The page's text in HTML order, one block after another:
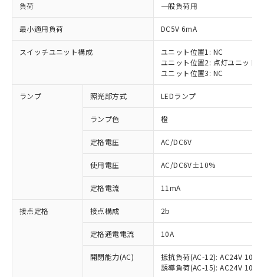
負荷 一般負荷用
最小適用負荷 DC5V 6mA
スイッチユニット構成
ユニット位置1: NC
ユニット位置2: 点灯ユニット
ユニット位置3: NC
ランプ 照光部方式 LEDランプ
ランプ色 橙
定格電圧 AC/DC6V
使用電圧 AC/DC6V±10%
定格電流 11mA
接点定格 接点構成 2b
定格通電電流 10A
開閉能力(AC)
抵抗負荷(AC-12): AC24V 10A/
誘導負荷(AC-15): AC24V
ご利用条件
以下の条件をお読みいただき、同意のうえ
ご利用ください。
本サービスは、当社制御機器事業取扱
商品の当社在庫状況および標準価格
(税抜)を提供させていただくもので
当社制御機器事業取扱商品の中には、
対応済み：EU RoHS指令（10物質）の
非含有に対応した製品が提供可能な商品で
対応予定：EU RoHS指令（10物質）の非含
有に対応した製品に切り替える予定のある
対応予定なし：EU RoHS指令（10物質）の
非含有に非対応の商品で、対応品を出す予
調査・確認中：EU RoHS指令（10物質）の
非含有の対応状況を調査中または確認中の
非該当品：ライセンス料など無形物で、有
害物質有無と関係のない商品です。
仕入先様の事情により、非含有部品として
「○」：最大均質材料含有率が中国RoHSの
基準値以下であることを示します。
「×」：最大均質材料含有率が中国RoHSの